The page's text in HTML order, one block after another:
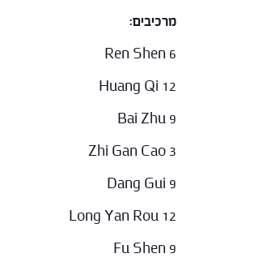
מרכיבים:
Ren Shen 6
Huang Qi 12
Bai Zhu 9
Zhi Gan Cao 3
Dang Gui 9
Long Yan Rou 12
Fu Shen 9